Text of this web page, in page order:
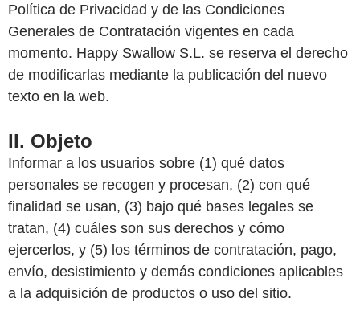
Política de Privacidad y de las Condiciones
Generales de Contratación vigentes en cada
momento. Happy Swallow S.L. se reserva el derecho
de modificarlas mediante la publicación del nuevo
texto en la web.
II. Objeto
Informar a los usuarios sobre (1) qué datos
personales se recogen y procesan, (2) con qué
finalidad se usan, (3) bajo qué bases legales se
tratan, (4) cuáles son sus derechos y cómo
ejercerlos, y (5) los términos de contratación, pago,
envío, desistimiento y demás condiciones aplicables
a la adquisición de productos o uso del sitio.